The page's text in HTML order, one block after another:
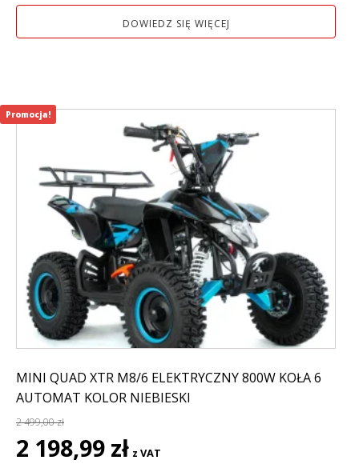
wynosiła:
wynosi:
4
DOWIEDZ SIĘ WIĘCEJ
MINI QUAD XTR M8/6 ELEKTRYCZNY 800W KOŁA 6
AUTOMAT KOLOR NIEBIESKI
2 499,00zł
Pierwotna
cena
2 198,99 zł cena
z VAT
Promocja!